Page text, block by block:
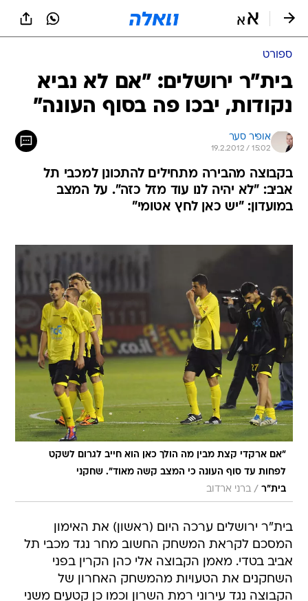
ספורט
בית"ר ירושלים: "אם לא נביא
נקודות, יבכו פה בסוף העונה"
אופיר סער
19.2.2012 / 15:02
בקבוצה מהבירה מתחילים להתכונן למכבי תל
אביב: "לא יהיה לנו עוד מזל כזה". על המצב
במועדון: "יש כאן לחץ אטומי"
"אם ארקדי קצת מבין מה הולך כאן הוא חייב לגרום לשקט
לפחות עד סוף העונה כי המצב קשה מאוד". שחקני
בית"ר / ברני ארדוב
בית"ר ירושלים ערכה היום (ראשון) את האימון
המסכם לקראת המשחק החשוב מחר נגד מכבי תל
אביב בטדי. מאמן הקבוצה אלי כהן הקרין בפני
השחקנים את הטעויות מהמשחק האחרון של
הקבוצה נגד עירוני רמת השרון וכמו כן קטעים משני